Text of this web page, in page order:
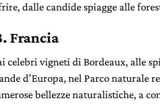
dalle candide spiagge alle
Francia
celebri vigneti di Bordeaux, alle
d’Europa, nel Parco naturale
bellezze naturalistiche, a